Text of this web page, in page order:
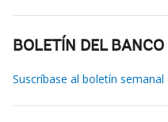
BOLETÍN DEL
Suscríbase al boletín